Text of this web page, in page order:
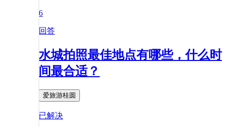
6
回答
水城拍照最佳地点有哪些，什么时
间最合适？
爱旅游桂圆
已解决